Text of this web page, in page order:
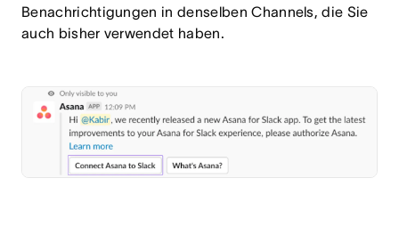
Benachrichtigungen in denselben Channels, die Sie
auch bisher verwendet haben.